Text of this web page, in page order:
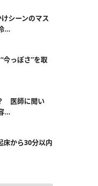
シーンのマス
...
今っぽさ”を取
医師に聞い
...
床から30分以内